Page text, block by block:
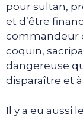
pour sultan,
et d’être
commandeur
coquin,
dangereuse
disparaître et
Il y a eu aussi